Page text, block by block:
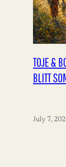
TOJE &
BLITT
July 7,